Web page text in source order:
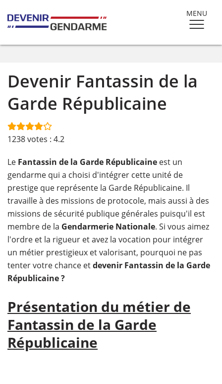
MENU
Devenir Fantassin de la
Garde Républicaine
1238votes : 4.2
Le Fantassin de la Garde Républicaine est un
gendarme qui a choisi d'intégrer cette unité de
prestige que représente la Garde Républicaine. Il
travaille à des missions de protocole, mais aussi à des
missions de sécurité publique générales puisqu'il est
membre de la Gendarmerie Nationale. Si vous aimez
l'ordre et la rigueur et avez la vocation pour intégrer
un métier prestigieux et valorisant, pourquoi ne pas
tenter votre chance etdevenir Fantassin de la Garde
Républicaine ?
Présentation du métier de
Fantassin de la Garde
Républicaine